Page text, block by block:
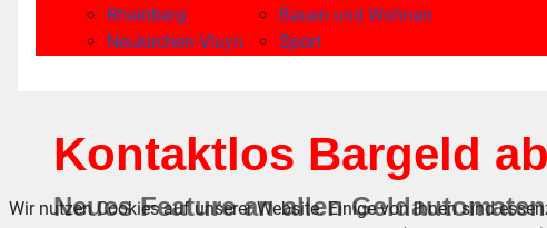
Rheinberg
Neukirchen-Vluyn
Bauen und Wohnen
Sport
Kontaktlos Bargeld
Neues Feature an allen
Wir nutzen Cookies auf unserer Website. Einige von ihnen sind